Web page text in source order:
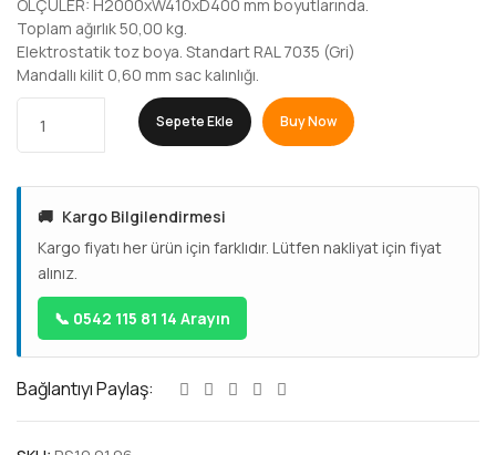
ÖLÇÜLER: H2000xW410xD400 mm boyutlarında.
Toplam ağırlık 50,00 kg.
Elektrostatik toz boya. Standart RAL 7035 (Gri)
Mandallı kilit 0,60 mm sac kalınlığı.
Sepete Ekle Buy Now
🚚 Kargo Bilgilendirmesi
Kargo fiyatı her ürün için farklıdır. Lütfen nakliyat için fiyat
alınız.
📞 0542 115 81 14 Arayın
Bağlantıyı Paylaş: